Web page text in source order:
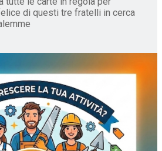
di questi tre fratelli in cerca